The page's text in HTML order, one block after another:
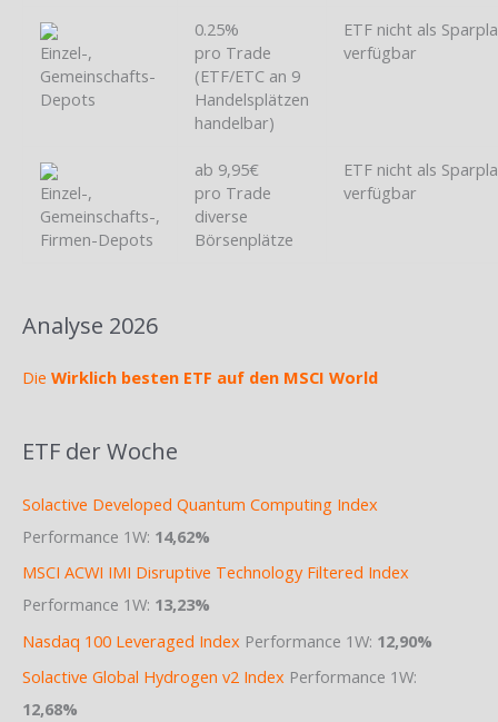
Einzel-,
Gemeinschafts-
Depots
0.25%
pro Trade
(ETF/ETC an 9
Handelsplätzen
handelbar)
ETF nicht als
verfügbar
Einzel-,
Gemeinschafts-,
Firmen-Depots
ab 9,95€
pro Trade
diverse
Börsenplätze
ETF nicht als
verfügbar
Analyse 2026
Die Wirklich besten ETF auf den MSCI World
ETF der Woche
Solactive Developed Quantum Computing Index
Performance 1W: 14,62%
MSCI ACWI IMI Disruptive Technology Filtered Index
Performance 1W: 13,23%
Nasdaq 100 Leveraged Index Performance 1W: 12,90%
Solactive Global Hydrogen v2 Index Performance 1W:
12,68%